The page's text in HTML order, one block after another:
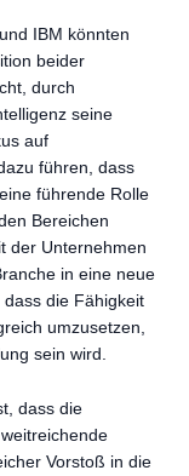
IBM könnten
beider
durch
seine
auf
führen, dass
führende Rolle
Bereichen
der Unternehmen
in eine neue
die Fähigkeit
umzusetzen,
sein wird.
dass die
Vorstoß in die